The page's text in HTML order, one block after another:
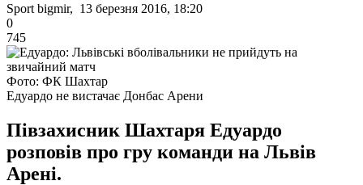
Sport bigmir, 13 березня 2016, 18:20
0
745
Фото: ФК Шахтар
Едуардо не вистачає Донбас Арени
Півзахисник Шахтаря Едуардо
розповів про гру команди на Львів
Арені.